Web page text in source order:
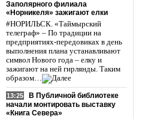
Заполярного филиала
«Норникеля» зажигают елки
#НОРИЛЬСК. «Таймырский
телеграф» – По традиции на
предприятиях-передовиках в день
выполнения плана устанавливают
символ Нового года – елку и
зажигают на ней гирлянды. Таким
образом…
13:25
В Публичной библиотеке
начали монтировать выставку
«Книга Севера»